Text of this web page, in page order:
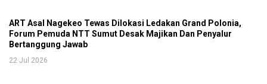
ART Asal Nagekeo Tewas Dilokasi Ledakan Grand Polonia,
Forum Pemuda NTT Sumut Desak Majikan Dan Penyalur
Bertanggung Jawab
22 Jul 2026